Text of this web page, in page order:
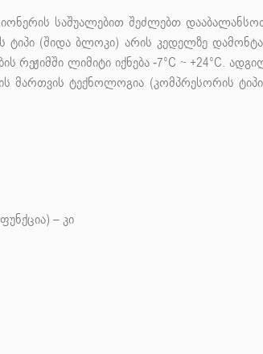
საშუალებით შეძლებთ
ტიპი (შიდა ბლოკი) არის კედელზე
რეჟიმში ლიმიტი იქნება -7°C ~ +24°C.
მართვის ტექნოლოგია (კომპრესორის
– კი